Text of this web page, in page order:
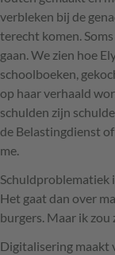
verbleken bij de
terecht komen.
gaan. We zien hoe
schoolboeken,
op haar verhaald
schulden zijn
de Belastingdienst
me.
Schuldproblematiek
Het gaat dan over
burgers. Maar ik zou
Digitalisering maakt